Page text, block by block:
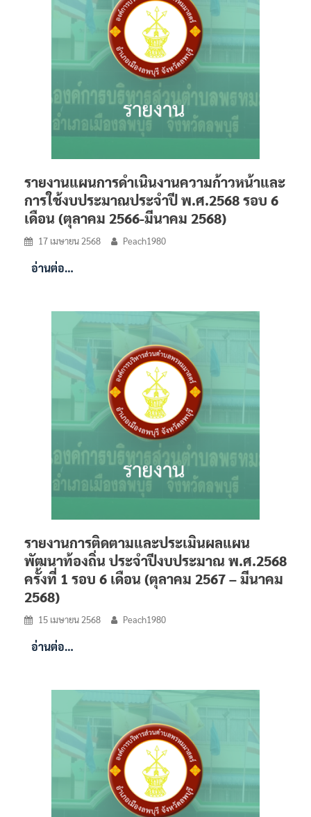
รายงานแผนการดำเนินงานความก้าวหน้าและ
การใช้งบประมาณประจำปี พ.ศ.2568 รอบ 6
เดือน (ตุลาคม 2566-มีนาคม 2568)
17 เมษายน 2568 Peach1980
อ่านต่อ…
รายงานการติดตามและประเมินผลแผน
พัฒนาท้องถิ่น ประจำปีงบประมาณ พ.ศ.2568
ครั้งที่ 1 รอบ 6 เดือน (ตุลาคม 2567 – มีนาคม
2568)
15 เมษายน 2568 Peach1980
อ่านต่อ…